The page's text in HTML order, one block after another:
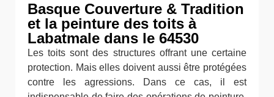
Basque Couverture & Tradition
et la peinture des toits à
Labatmale dans le 64530
Les toits sont des structures offrant une certaine
protection. Mais elles doivent aussi être protégées
contre les agressions. Dans ce cas, il est